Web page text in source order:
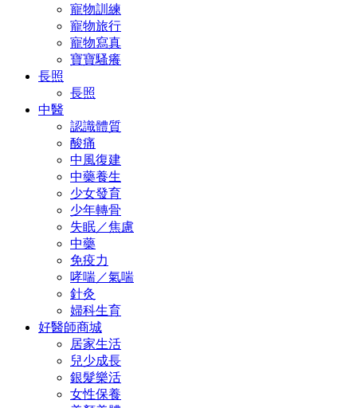
寵物訓練
寵物旅行
寵物寫真
寶寶騷癢
長照
長照
中醫
認識體質
酸痛
中風復建
中藥養生
少女發育
少年轉骨
失眠／焦慮
中藥
免疫力
哮喘／氣喘
針灸
婦科生育
好醫師商城
居家生活
兒少成長
銀髮樂活
女性保養